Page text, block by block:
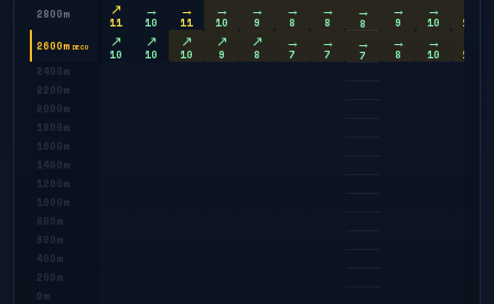
2800m
↗
11
→
10
→
11
→
10
→
9
→
8
→
8
→
8
→
9
→
10
11
2600m DECO ↗
10
↗
10
↗
10
↗
9
↗
8
→
7
→
7
→
7
→
8
→
10
11
2400m
2200m
2000m
1800m
1600m
1400m
1200m
1000m
800m
600m
400m
200m
0m